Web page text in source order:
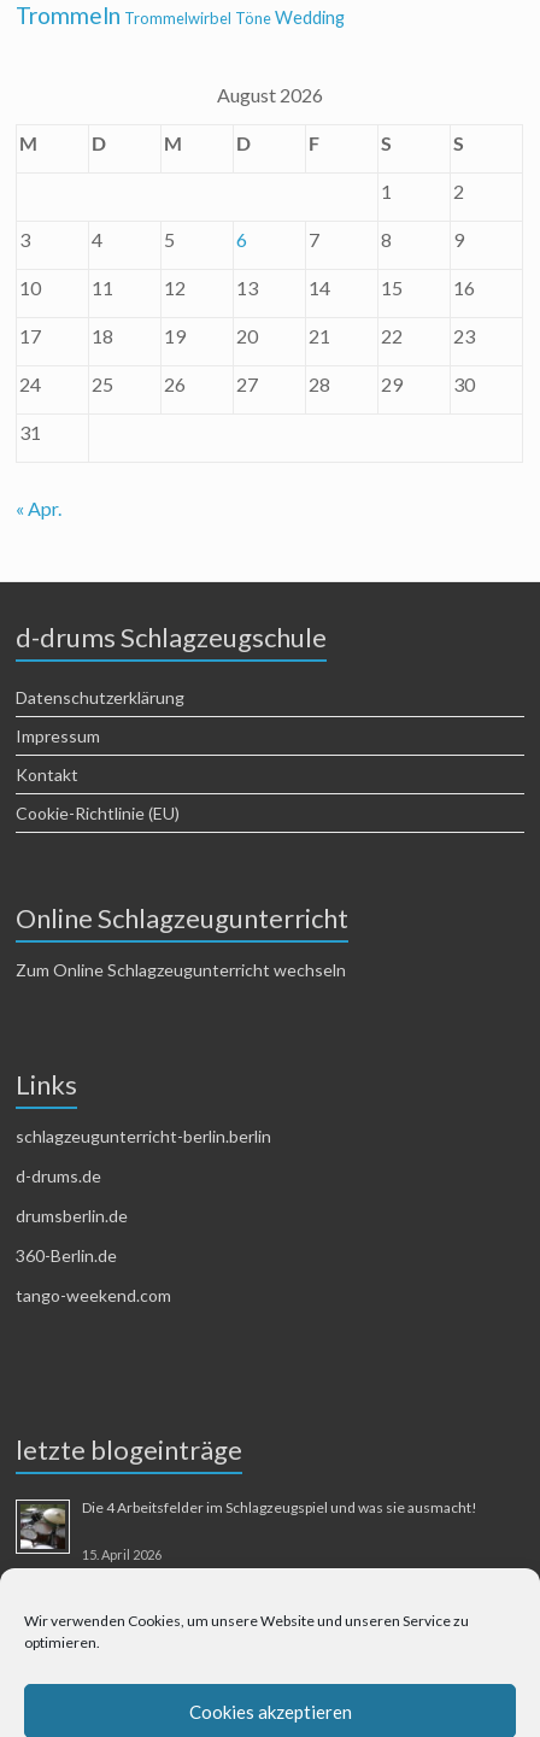
Wir verwenden Cookies, um unsere Website und unseren Service zu
optimieren.
Cookies akzeptieren
Trommeln Trommelwirbel Töne Wedding
August 2026
M D M D F S S
1 2
3 4 5 6 7 8 9
10 11 12 13 14 15 16
17 18 19 20 21 22 23
24 25 26 27 28 29 30
31
« Apr.
d-drums Schlagzeugschule
Datenschutzerklärung
Impressum
Kontakt
Cookie-Richtlinie (EU)
Online Schlagzeugunterricht
Zum Online Schlagzeugunterricht wechseln
Links
schlagzeugunterricht-berlin.berlin
d-drums.de
drumsberlin.de
360-Berlin.de
tango-weekend.com
letzte blogeinträge
Die 4 Arbeitsfelder im Schlagzeugspiel und was sie ausmacht!
15. April 2026
31. August 2025
Berliner Flughafen Tegel – Berlin-Bangkok